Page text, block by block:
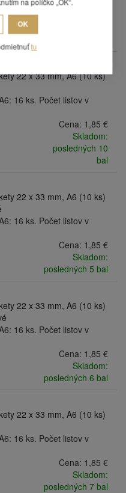
22 x 33 mm, A6 (10 ks)
16 ks. Počet listov v
Cena: 1,85 €
Skladom:
posledných 10
bal
22 x 33 mm, A6 (10 ks)
16 ks. Počet listov v
Cena: 1,85 €
Skladom:
posledných 5 bal
22 x 33 mm, A6 (10 ks)
16 ks. Počet listov v
Cena: 1,85 €
Skladom:
posledných 6 bal
22 x 33 mm, A6 (10 ks)
16 ks. Počet listov v
Cena: 1,85 €
Skladom:
posledných 7 bal
OK
tu